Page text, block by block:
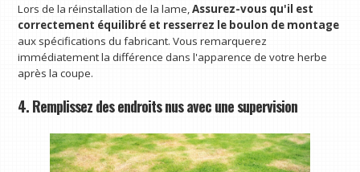
Lors de la réinstallation de la lame,Assurez-vous qu'il est
correctement équilibré et resserrez le boulon de montage
aux spécifications du fabricant. Vous remarquerez
immédiatement la différence dans l'apparence de votre herbe
après la coupe.
4. Remplissez des endroits nus avec une supervision